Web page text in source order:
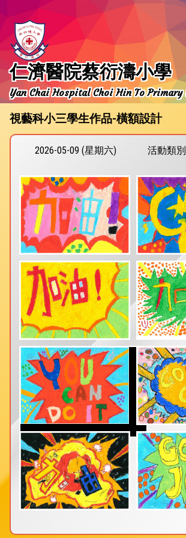
仁濟醫院蔡衍濤小學
Yan Chai Hospital Choi Hin To Primary
視藝科小三學生作品-橫額設計
2026-05-09 (星期六) 活動類